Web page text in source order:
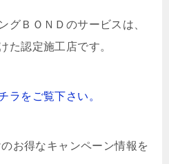
グＢＯＮＤのサービスは、
た認定施工店です。
ラをご覧下さい。
お得なキャンペーン情報を